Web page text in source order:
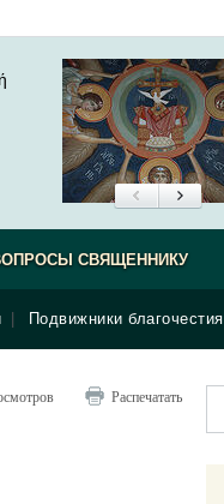
Подвижники благочестия
СВЯЩЕННИКУ
Распечатать